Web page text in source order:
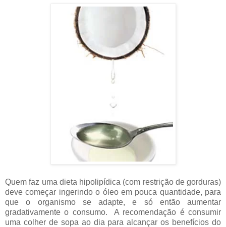
Quem faz uma dieta hipolipídica (com restrição de gorduras)
deve começar ingerindo o óleo em pouca quantidade, para
que o organismo se adapte, e só então aumentar
gradativamente o consumo.A recomendação é consumir
uma colher de sopa ao dia para alcançar os benefícios do